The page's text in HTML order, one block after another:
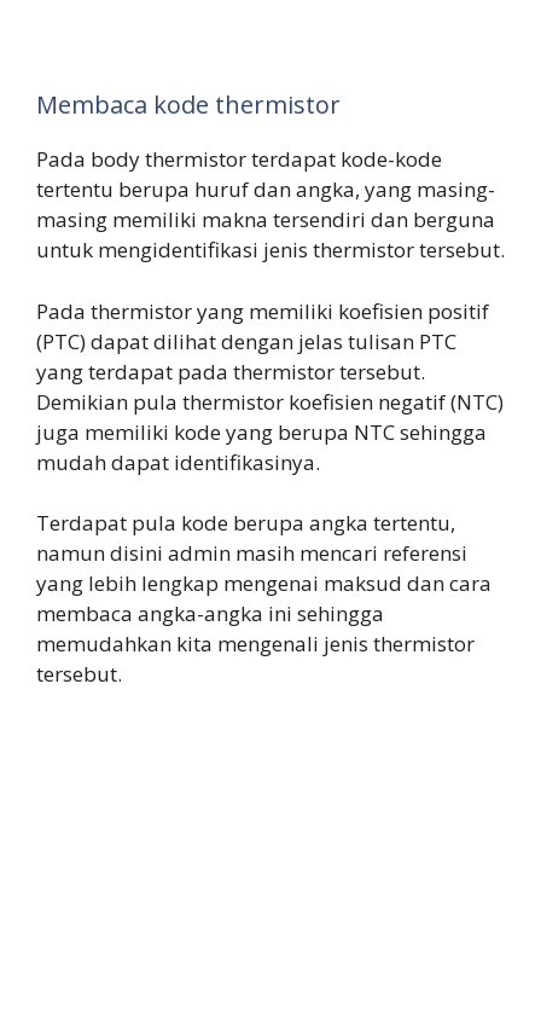
Membaca kode thermistor
Pada body thermistor terdapat kode-kode
tertentu berupa huruf dan angka, yang masing-
masing memiliki makna tersendiri dan berguna
untuk mengidentifikasi jenis thermistor tersebut.
Pada thermistor yang memiliki koefisien positif
(PTC) dapat dilihat dengan jelas tulisan PTC
yang terdapat pada thermistor tersebut.
Demikian pula thermistor koefisien negatif (NTC)
juga memiliki kode yang berupa NTC sehingga
mudah dapat identifikasinya.
Terdapat pula kode berupa angka tertentu,
namun disini admin masih mencari referensi
yang lebih lengkap mengenai maksud dan cara
membaca angka-angka ini sehingga
memudahkan kita mengenali jenis thermistor
tersebut.